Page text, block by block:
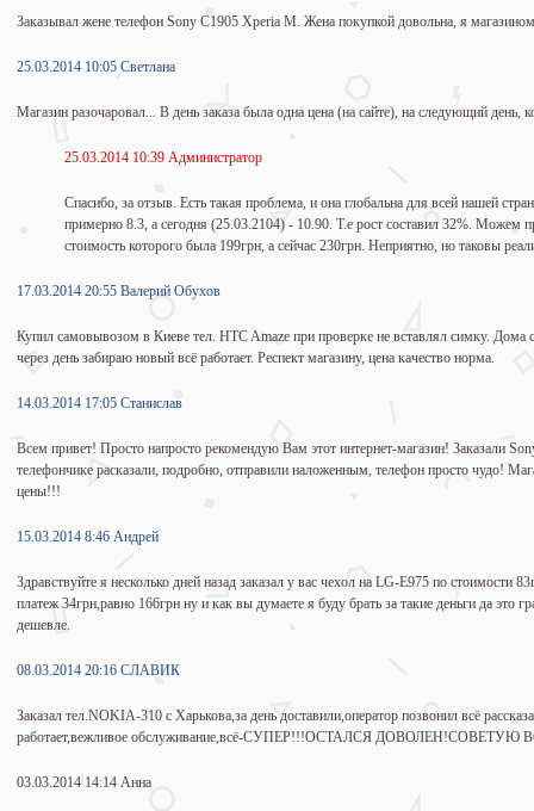
Заказывал жене телефон Sony C1905 Xperia M. Жена покупкой довольна, я
25.03.2014 10:05 Светлана
Магазин разочаровал... В день заказа была одна цена (на сайте), на следующий день,
25.03.2014 10:39 Администратор
Спасибо, за отзыв. Есть такая проблема, и она глобальна для всей нашей
примерно 8.3, а сегодня (25.03.2104) - 10.90. Т.е рост составил 32%. Можем
стоимость которого была 199грн, а сейчас 230грн. Неприятно, но таковы
17.03.2014 20:55 Валерий Обухов
Купил самовывозом в Киеве тел. HTC Amaze при проверке не вставлял симку.
через день забираю новый всё работает. Респект магазину, цена качество норма.
14.03.2014 17:05 Станислав
Всем привет! Просто напросто рекомендую Вам этот интернет-магазин! Заказали
телефончике расказали, подробно, отправили наложенным, телефон просто чудо!
цены!!!
15.03.2014 8:46 Андрей
Здравствуйте я несколько дней назад заказал у вас чехол на LG-E975 по стоимости
платеж 34грн,равно 166грн ну и как вы думаете я буду брать за такие деньги да это
дешевле.
08.03.2014 20:16 СЛАВИК
Заказал тел.NOKIA-310 c Харькова,за день доставили,оператор позвонил всё
работает,вежливое обслуживание,всё-СУПЕР!!!ОСТАЛСЯ ДОВОЛЕН!СОВЕТУЮ
03.03.2014 14:14 Анна